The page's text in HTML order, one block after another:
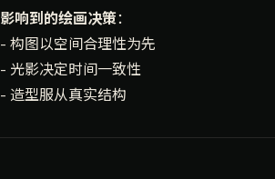
影响到的绘画决策：
- 构图以空间合理性为先
- 光影决定时间一致性
- 造型服从真实结构